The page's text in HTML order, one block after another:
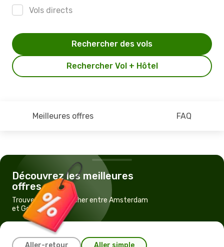
Vols directs
Rechercher Vol + Hôtel
Rechercher des vols
Meilleures offres FAQ
Découvrez les meilleures
offres
Trouvez un vol pas cher entre Amsterdam
et Gdansk
Aller-retour Aller simple